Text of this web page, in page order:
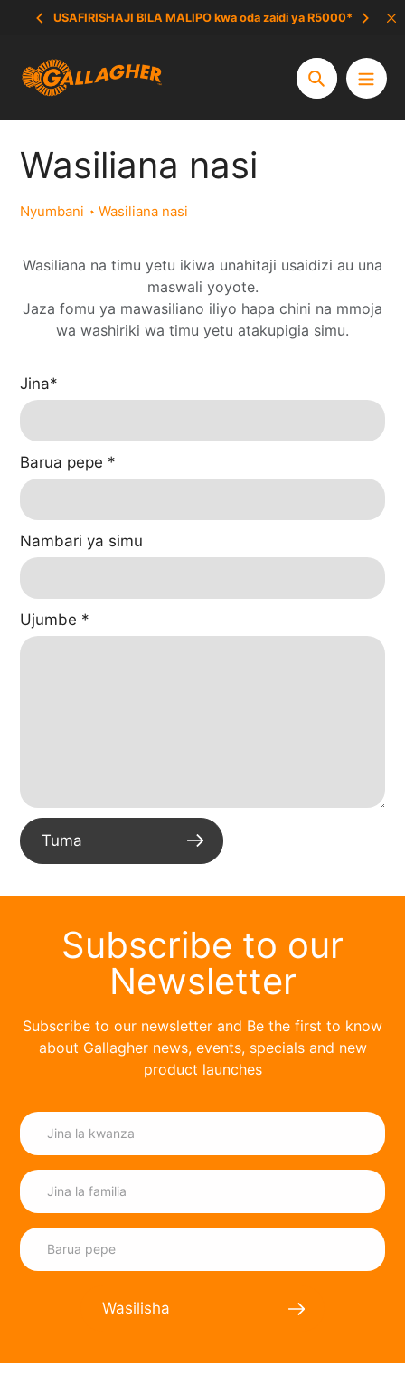
yaliyomo
USAFIRISHAJI BILA MALIPO kwa oda zaidi ya R5000*
Tafuta
Wasiliana nasi
Nyumbani Wasiliana nasi
Wasiliana na timu yetu ikiwa unahitaji usaidizi au una
maswali yoyote.
Jaza fomu ya mawasiliano iliyo hapa chini na mmoja
wa washiriki wa timu yetu atakupigia simu.
Jina*
Barua pepe *
Nambari ya simu
Ujumbe *
Tuma
Subscribe to our
Newsletter
Subscribe to our newsletter and Be the first to know
about Gallagher news, events, specials and new
product launches
Wasilisha